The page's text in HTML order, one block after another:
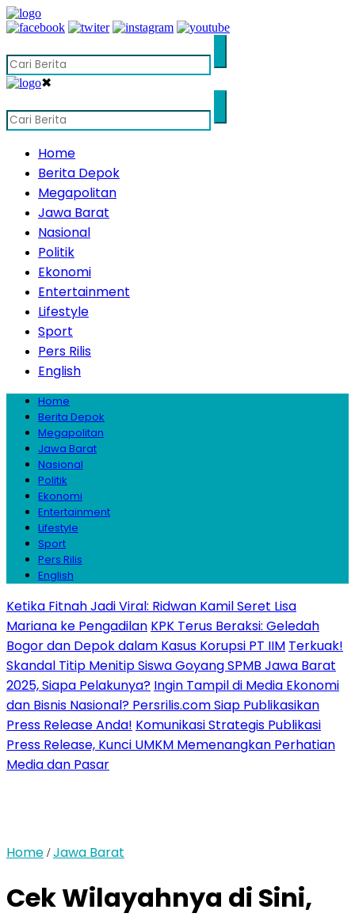
✖
Home
Berita Depok
Megapolitan
Jawa Barat
Nasional
Politik
Ekonomi
Entertainment
Lifestyle
Sport
Pers Rilis
English
Home
Berita Depok
Megapolitan
Jawa Barat
Nasional
Politik
Ekonomi
Entertainment
Lifestyle
Sport
Pers Rilis
English
Ketika Fitnah Jadi Viral: Ridwan Kamil Seret Lisa
Mariana ke Pengadilan KPK Terus Beraksi: Geledah
Bogor dan Depok dalam Kasus Korupsi PT IIM Terkuak!
Skandal Titip Menitip Siswa Goyang SPMB Jawa Barat
2025, Siapa Pelakunya? Ingin Tampil di Media Ekonomi
dan Bisnis Nasional? Persrilis.com Siap Publikasikan
Press Release Anda! Komunikasi Strategis Publikasi
Press Release, Kunci UMKM Memenangkan Perhatian
Media dan Pasar
Home /Jawa Barat
Cek Wilayahnya di Sini,